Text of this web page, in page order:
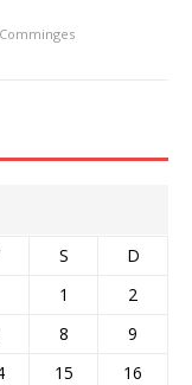
S
D
1
2
8
9
15
16